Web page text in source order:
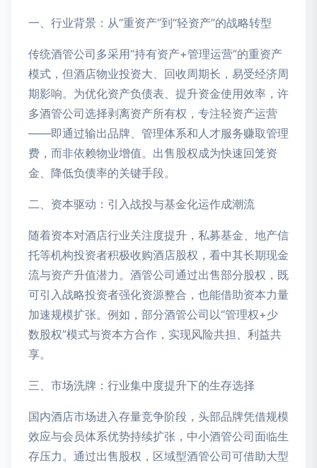
一、行业背景：从“重资产”到“轻资产”的战略转型
传统酒管公司多采用“持有资产+管理运营”的重资产
模式，但酒店物业投资大、回收周期长，易受经济周
期影响。为优化资产负债表、提升资金使用效率，许
多酒管公司选择剥离资产所有权，专注轻资产运营
——即通过输出品牌、管理体系和人才服务赚取管理
费，而非依赖物业增值。出售股权成为快速回笼资
金、降低负债率的关键手段。
二、资本驱动：引入战投与基金化运作成潮流
随着资本对酒店行业关注度提升，私募基金、地产信
托等机构投资者积极收购酒店股权，看中其长期现金
流与资产升值潜力。酒管公司通过出售部分股权，既
可引入战略投资者强化资源整合，也能借助资本力量
加速规模扩张。例如，部分酒管公司以“管理权+少
数股权”模式与资本方合作，实现风险共担、利益共
享。
三、市场洗牌：行业集中度提升下的生存选择
国内酒店市场进入存量竞争阶段，头部品牌凭借规模
效应与会员体系优势持续扩张，中小酒管公司面临生
存压力。通过出售股权，区域型酒管公司可借助大型